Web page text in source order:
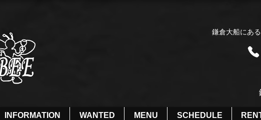
鎌倉大船にあ
INFORMATION WANTED MENU SCHEDULE